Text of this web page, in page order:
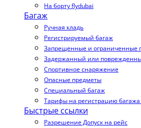
На борту flydubai
Багаж
Ручная кладь
Регистрируемый багаж
Запрещенные и ограниченные
Задержанный или
Спортивное снаряжение
Опасные предметы
Специальный багаж
Тарифы на регистрацию багажа
Быстрые ссылки
Разрешение Допуск на рейс